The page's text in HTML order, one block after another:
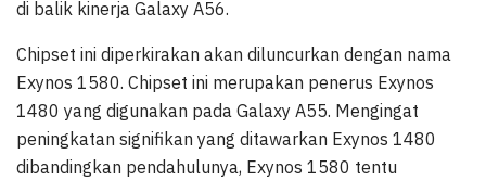
di balik kinerja Galaxy A56.
Chipset ini diperkirakan akan diluncurkan dengan nama
Exynos 1580. Chipset ini merupakan penerus Exynos
1480 yang digunakan pada Galaxy A55. Mengingat
peningkatan signifikan yang ditawarkan Exynos 1480
dibandingkan pendahulunya, Exynos 1580 tentu